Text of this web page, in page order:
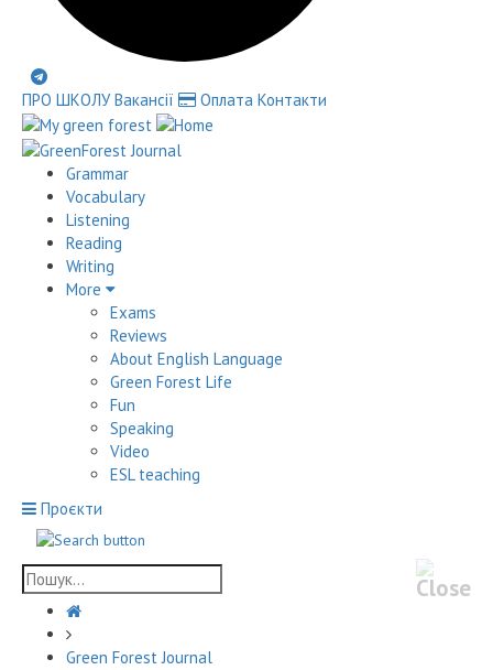
ПРО ШКОЛУ Вакансії Оплата Контакти
Grammar
Vocabulary
Listening
Reading
Writing
More
Exams
Reviews
About English Language
Green Forest Life
Fun
Speaking
Video
ESL teaching
Проєкти
Green Forest Journal